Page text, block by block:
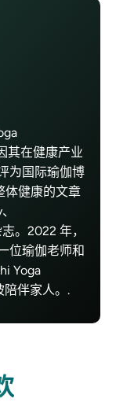
其在健康产业
为国际瑜伽博
体健康的文章
。2022 年，
位瑜伽老师和
Yoga
伴家人。.